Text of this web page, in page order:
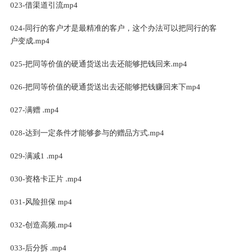
023-借渠道引流mp4
024-同行的客户才是最精准的客户，这个办法可以把同行的客
户变成.mp4
025-把同等价值的硬通货送出去还能够把钱回来.mp4
026-把同等价值的硬通货送出去还能够把钱赚回来下mp4
027-满赠 .mp4
028-达到一定条件才能够参与的赠品方式.mp4
029-满减1 .mp4
030-资格卡正片 .mp4
031-风险担保 mp4
032-创造高频.mp4
033-后分拆 .mp4